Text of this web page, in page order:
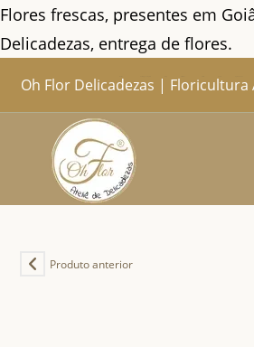
Flores frescas, presentes em
Delicadezas, entrega de flores.
para
o
Oh Flor Delicadezas |
Produto anterior